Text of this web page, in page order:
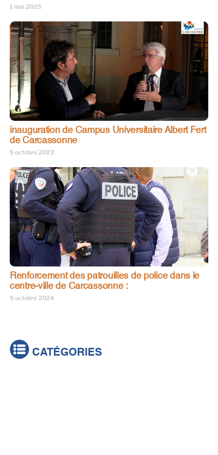
1 mai 2025
inauguration de Campus Universitaire Albert Fert
de Carcassonne
5 octobre 2023
Renforcement des patrouilles de police dans le
centre-ville de Carcassonne :
9 octobre 2024
CATÉGORIES